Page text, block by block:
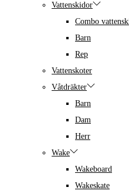
Vattenskidor
Combo
Barn
Rep
Vattenskoter
Våtdräkter
Barn
Dam
Herr
Wake
Wakeboard
Wakeskate